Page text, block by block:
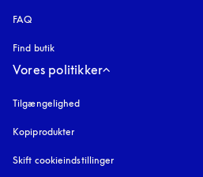
FAQ
Find butik
Vores politikker
Tilgængelighed
Kopiprodukter
Skift cookieindstillinger